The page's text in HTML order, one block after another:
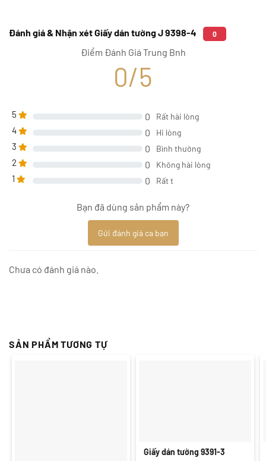
Đánh giá & Nhận xét Giấy dán tường J 9398-4 0
Điểm Đánh Giá Trung Bnh
0/5
5 0 Rất hài lòng
4 0 Hi lòng
3 0 Bình thường
2 0 Không hài lòng
1 0 Rất t
Bạn đã dùng sản phẩm này?
Gửi đánh giá ca bạn
Chưa có đánh giá nào.
SẢN PHẨM TƯƠNG TỰ
Giấy dán tường 9391-3